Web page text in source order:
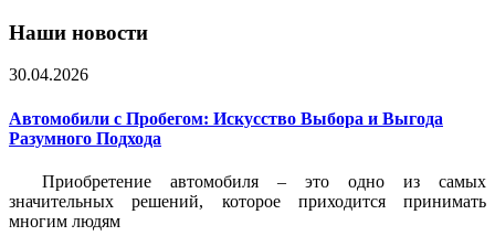
Наши новости
30.04.2026
Автомобили с Пробегом: Искусство Выбора и Выгода
Разумного Подхода
Приобретение автомобиля – это одно из самых
значительных решений, которое приходится принимать
многим людям